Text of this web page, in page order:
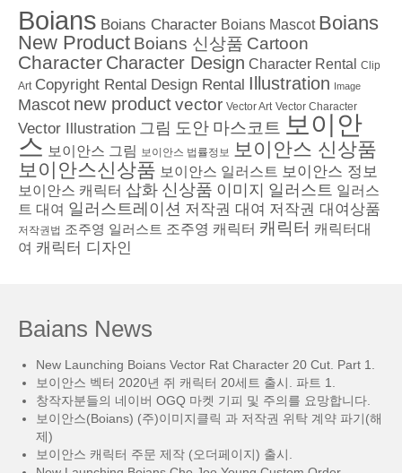
Boians Boians Character Boians Mascot Boians
New Product Boians 신상품 Cartoon
Character Character Design Character Rental
Clip
Art Copyright Rental Design Rental Illustration Image
Mascot new productvector Vector Art Vector Character
Vector Illustration 그림 도안 마스코트 보이안
스 보이안스 그림 보이안스 법률정보 보이안스 신상품
보이안스신상품 보이안스 일러스트 보이안스 정보
보이안스 캐릭터 삽화 신상품 이미지 일러스트 일러스
트 대여 일러스트레이션 저작권 대여 저작권 대여상품
저작권법 조주영 일러스트 조주영 캐릭터 캐릭터 캐릭터대
여 캐릭터 디자인
Baians News
New Launching Boians Vector Rat Character 20 Cut. Part 1.
보이안스 벡터 2020년 쥐 캐릭터 20세트 출시. 파트 1.
창작자분들의 네이버 OGQ 마켓 기피 및 주의를 요망합니다.
보이안스(Boians) (주)이미지클릭 과 저작권 위탁 계약 파기(해
제)
보이안스 캐릭터 주문 제작 (오더페이지) 출시.